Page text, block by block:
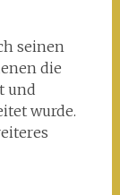
seinen
die
und
wurde.